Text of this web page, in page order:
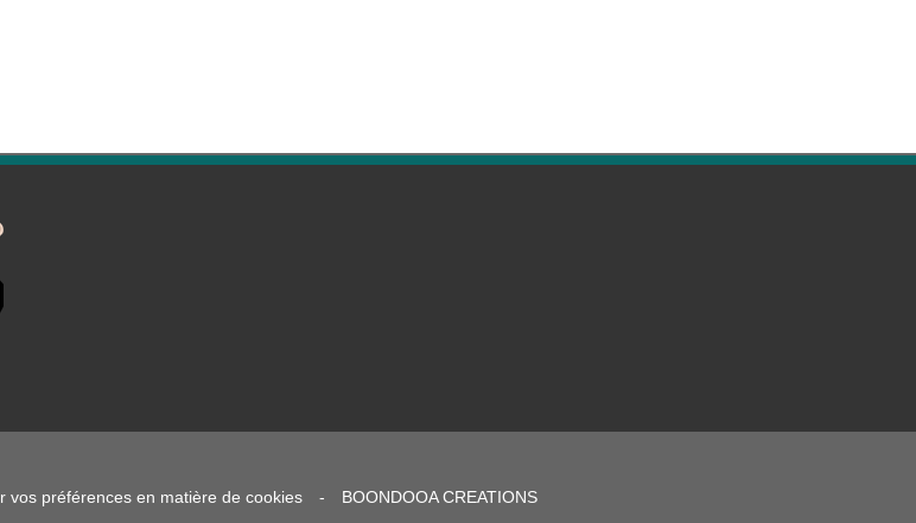
vos préférences en matière de cookies - BOONDOOA CREATIONS